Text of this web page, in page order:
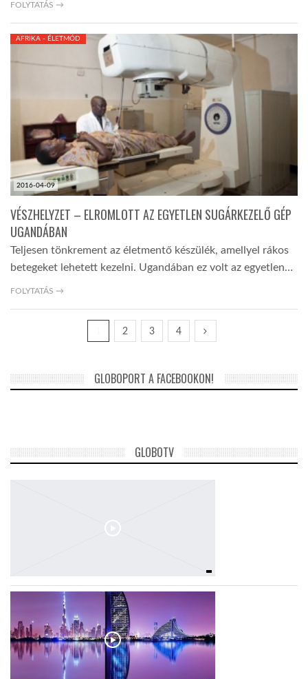
FOLYTATÁS →
2016-04-09
AFRIKA - ÉLETMÓD
VÉSZHELYZET – ELROMLOTT AZ EGYETLEN SUGÁRKEZELŐ GÉP
UGANDÁBAN
Teljesen tönkrement az életmentő készülék, amellyel rákos
betegeket lehetett kezelni. Ugandában ez volt az egyetlen…
FOLYTATÁS →
2 3 4
GLOBOPORT A FACEBOOKON!
GLOBOTV